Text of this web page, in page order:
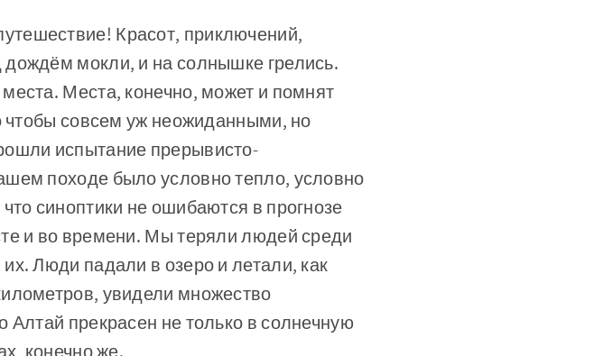
Красот, приключений,
мокли, и на солнышке грелись.
Места, конечно, может и помнят
чтобы совсем уж неожиданными, но
испытание прерывисто-
походе было условно тепло, условно
синоптики не ошибаются в прогнозе
и во времени. Мы теряли людей среди
Люди падали в озеро и летали, как
увидели множество
Алтай прекрасен не только в солнечную
конечно же.